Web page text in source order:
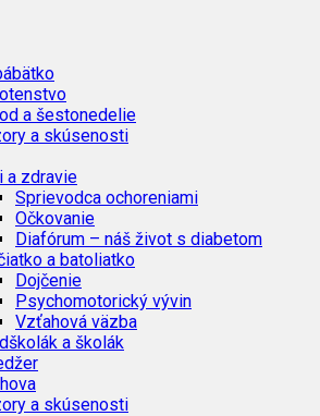
a šestonedelie
a skúsenosti
a zdravie
Sprievodca ochoreniami
Očkovanie
Diafórum – náš život s diabetom
a batoliatko
Dojčenie
Psychomotorický vývin
Vzťahová väzba
a školák
a skúsenosti